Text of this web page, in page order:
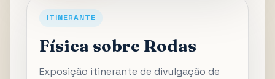
ITINERANTE
Física sobre Rodas
Exposição itinerante de divulgação de